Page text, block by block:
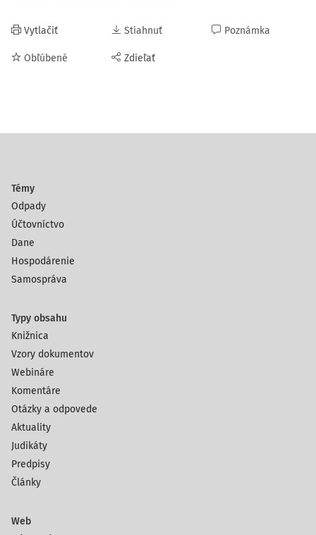
Vytlačiť
Obľúbené
Stiahnuť
Zdieľať
Poznámka
Témy
Odpady
Účtovníctvo
Dane
Hospodárenie
Samospráva
Typy obsahu
Knižnica
Vzory dokumentov
Webináre
Komentáre
Otázky a odpovede
Aktuality
Judikáty
Predpisy
Články
Web